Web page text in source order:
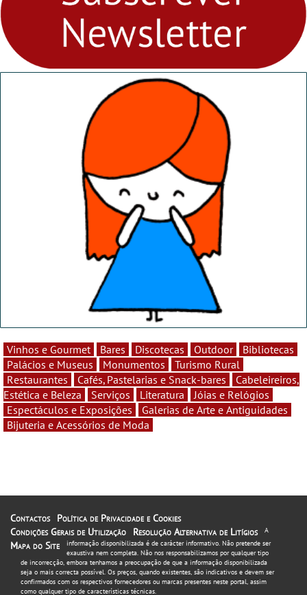
Vinhos e Gourmet Bares Discotecas Outdoor
Bibliotecas
Palácios e Museus
Monumentos
Turismo Rural
Restaurantes
Cafés, Pastelarias e Snack-bares
Cabeleireiros,
Estética e Beleza
Serviços Literatura
Jóias e Relógios
Espectáculos e Exposições
Galerias de Arte e Antiguidades
Bijuteria e Acessórios de Moda
Contactos
Política de Privacidade e Cookies
Condições Gerais de Utilização
Resolução Alternativa de Litígios
Mapa do Site
A
informação disponibilizada é de carácter informativo. Não pretende ser
exaustiva nem completa. Não nos responsabilizamos por qualquer tipo
de incorrecção, embora tenhamos a preocupação de que a informação disponibilizada
seja o mais correcta possível. Os preços, quando existentes, são indicativos e devem ser
confirmados com os respectivos fornecedores ou marcas presentes neste portal, assim
como qualquer tipo de características técnicas.